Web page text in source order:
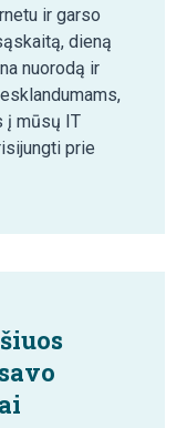
ir garso
dieną
nuorodą ir
į mūsų IT
prie